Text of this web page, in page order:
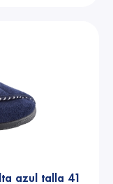
azul talla 41